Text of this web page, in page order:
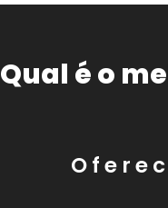
Qual é o